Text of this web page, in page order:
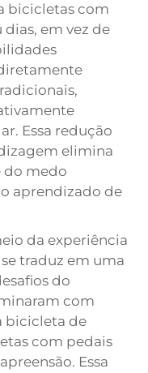
bicicletas com
em vez de
Essa redução
elimina
do medo
aprendizado de
da experiência
traduz em uma
do
com
bicicleta de
com pedais
Essa